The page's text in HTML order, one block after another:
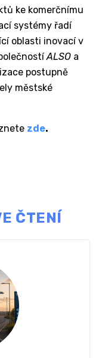
ke komerčnímu
systémy řadí
oblasti inovací v
ALSO a
postupně
městské
zde⁠.
ČTENÍ